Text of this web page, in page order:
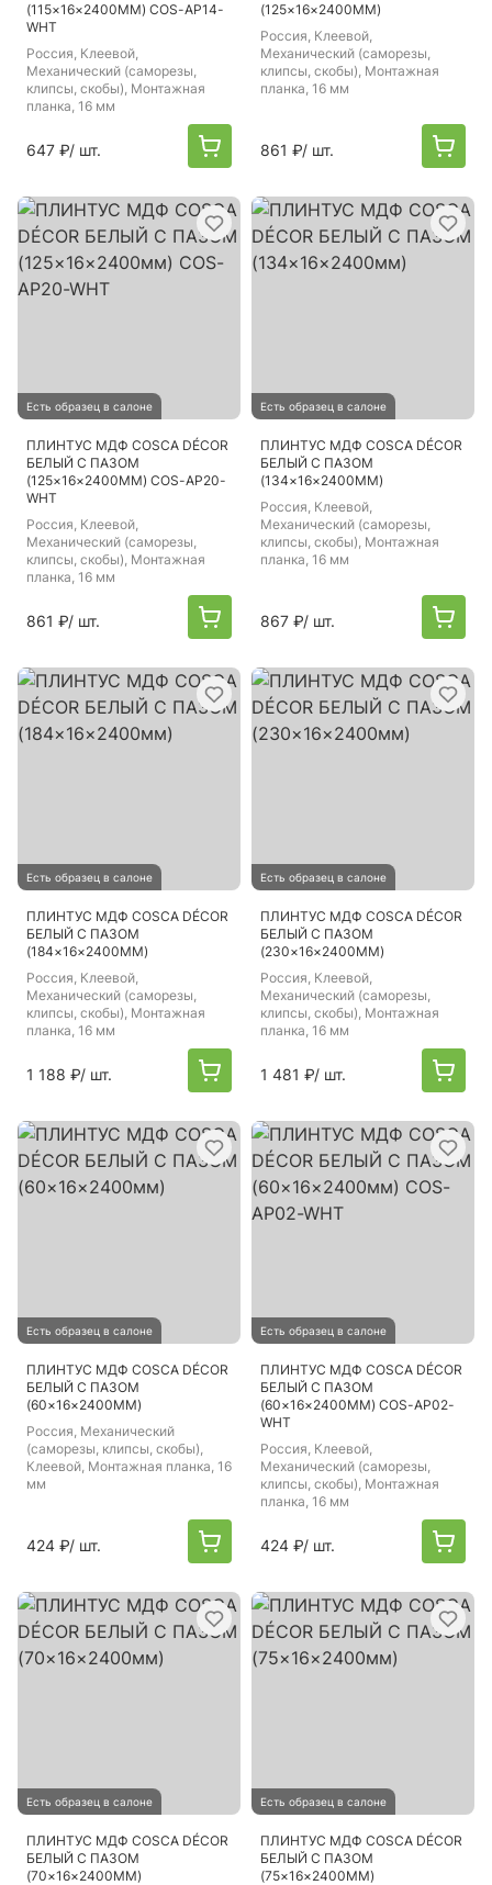
(115×16×2400ММ) COS-AP14-
WHT
Россия, Клеевой,
Механический (саморезы,
клипсы, скобы), Монтажная
планка, 16 мм
647 ₽/ шт.
(125×16×2400ММ)
Россия, Клеевой,
Механический (саморезы,
клипсы, скобы), Монтажная
планка, 16 мм
861 ₽/ шт.
Есть образец в салоне
ПЛИНТУС МДФ COSCA DÉCOR
БЕЛЫЙ С ПАЗОМ
(125×16×2400ММ) COS-AP20-
WHT
Россия, Клеевой,
Механический (саморезы,
клипсы, скобы), Монтажная
планка, 16 мм
861 ₽/ шт.
Есть образец в салоне
ПЛИНТУС МДФ COSCA DÉCOR
БЕЛЫЙ С ПАЗОМ
(134×16×2400ММ)
Россия, Клеевой,
Механический (саморезы,
клипсы, скобы), Монтажная
планка, 16 мм
867 ₽/ шт.
Есть образец в салоне
ПЛИНТУС МДФ COSCA DÉCOR
БЕЛЫЙ С ПАЗОМ
(184×16×2400ММ)
Россия, Клеевой,
Механический (саморезы,
клипсы, скобы), Монтажная
планка, 16 мм
1 188 ₽/ шт.
Есть образец в салоне
ПЛИНТУС МДФ COSCA DÉCOR
БЕЛЫЙ С ПАЗОМ
(230×16×2400ММ)
Россия, Клеевой,
Механический (саморезы,
клипсы, скобы), Монтажная
планка, 16 мм
1 481 ₽/ шт.
Есть образец в салоне
ПЛИНТУС МДФ COSCA DÉCOR
БЕЛЫЙ С ПАЗОМ
(60×16×2400ММ)
Россия, Механический
(саморезы, клипсы, скобы),
Клеевой, Монтажная планка, 16
мм
424 ₽/ шт.
Есть образец в салоне
ПЛИНТУС МДФ COSCA DÉCOR
БЕЛЫЙ С ПАЗОМ
(60×16×2400ММ) COS-AP02-
WHT
Россия, Клеевой,
Механический (саморезы,
клипсы, скобы), Монтажная
планка, 16 мм
424 ₽/ шт.
Есть образец в салоне
ПЛИНТУС МДФ COSCA DÉCOR
БЕЛЫЙ С ПАЗОМ
(70×16×2400ММ)
Есть образец в салоне
ПЛИНТУС МДФ COSCA DÉCOR
БЕЛЫЙ С ПАЗОМ
(75×16×2400ММ)